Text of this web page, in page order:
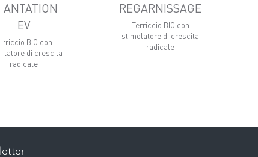
EV
BIO con
di crescita
radicale
REGARNISSAGE
Terriccio BIO con
stimolatore di crescita
radicale